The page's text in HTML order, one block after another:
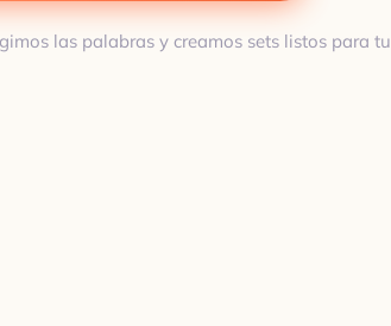
las palabras y creamos sets listos para tu